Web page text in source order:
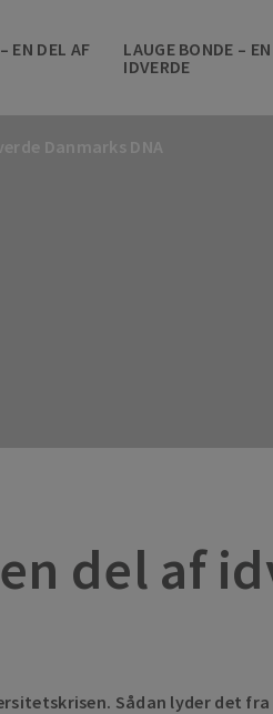
EN DEL AF
LAUGE BONDE –
IDVERDE
del af
Sådan lyder det